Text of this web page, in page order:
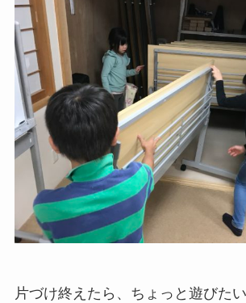
片づけ終えたら、ちょっと遊びた